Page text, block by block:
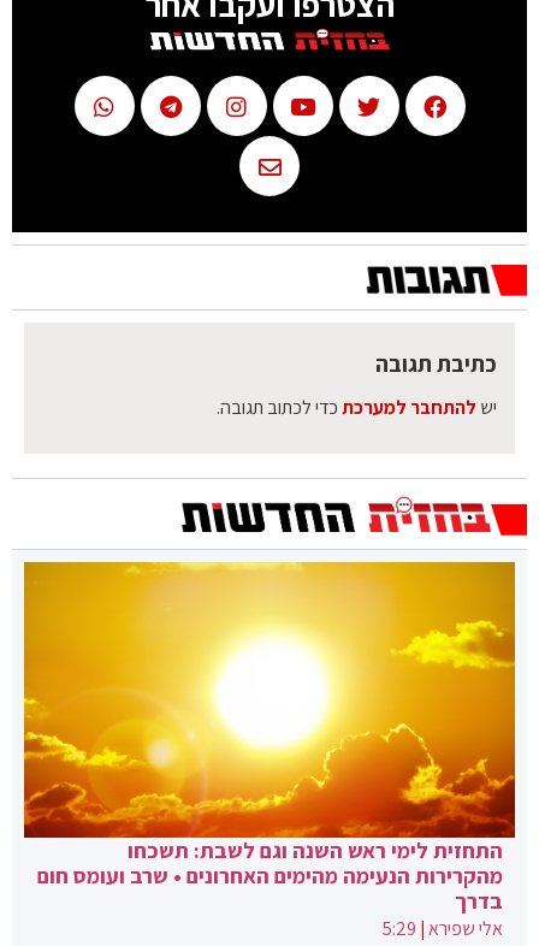
כתיבת תגובה
יש להתחבר למערכתכדי לכתוב תגובה.
התחזית לימי ראש השנה וגם לשבת: תשכחו
מהקרירות הנעימה מהימים האחרונים • שרב ועומס חום
בדרך
אלי שפירא|
5:29